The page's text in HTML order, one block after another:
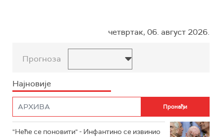
четвртак, 06. август 2026.
Прогноза
Најновије
"Неће се поновити" - Инфантино се извинио